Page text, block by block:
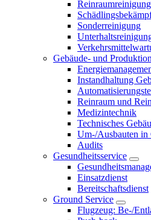
Reinraumreinigung
Sonderreinigung
Gebäude- und
Instandhaltung
Reinraum und
Medizintechnik
Technisches
Um-/Ausbauten in
Audits
Gesundheitsservice
Einsatzdienst
Bereitschaftsdienst
Ground Service
Flugzeug: Be-/